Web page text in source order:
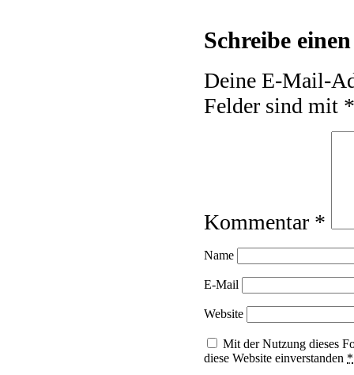
Schreibe
Deine E-Mail-
Felder sind mit *
Kommentar *
Name
E-Mail
Website
Mit der Nutzung dieses
diese Website einverstanden *